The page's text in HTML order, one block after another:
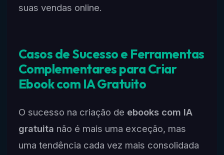
suas vendas online.
Casos de Sucesso e Ferramentas
Complementares para Criar
Ebook com IA Gratuito
O sucesso na criação de ebooks com IA
gratuita não é mais uma exceção, mas
uma tendência cada vez mais consolidada